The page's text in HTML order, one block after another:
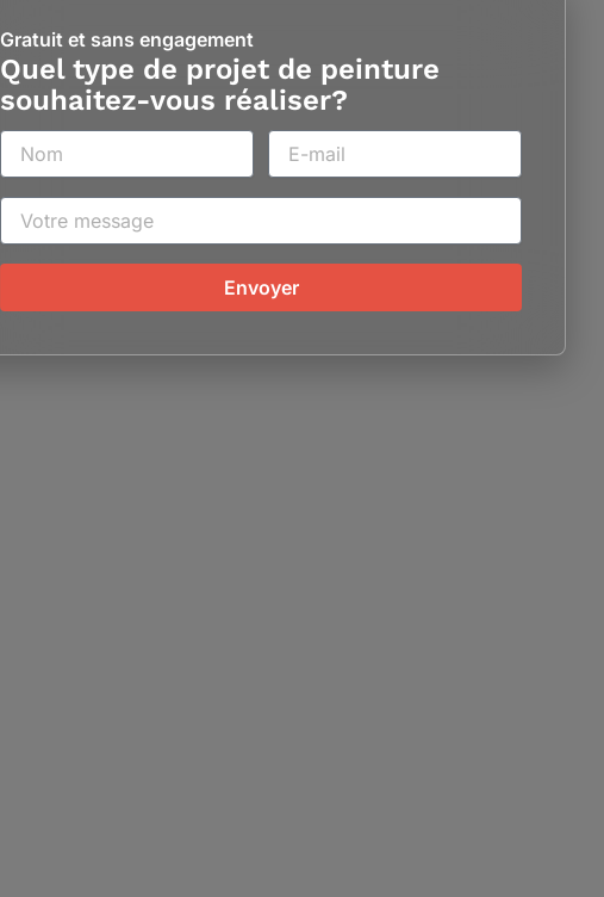
Gratuit et sans engagement
Quel type de projet de peinture
souhaitez-vous réaliser?
Envoyer